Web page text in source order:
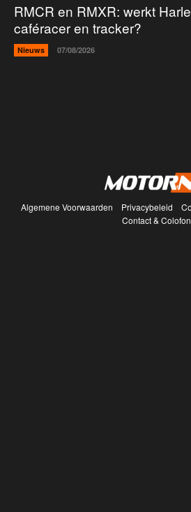
RMCR en RMXR: werkt
caféracer en tracker?
Nieuws 07/08/2026
Algemene Voorwaarden Privacybeleid
Contact & Colofon